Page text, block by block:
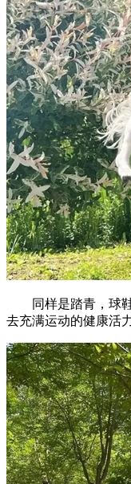
同样是踏青，球鞋
去充满运动的健康活力